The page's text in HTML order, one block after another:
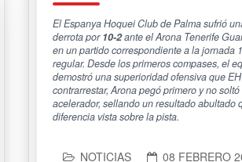
El Espanya Hoquei Club de Palma sufrió
derrota por10-2ante el Arona Tenerife
en un partido correspondiente a la jornada
regular. Desde los primeros compases, el
demostró una superioridad ofensiva que
contrarrestar,Arona pegó primero y no soltó
acelerador, sellando un resultado abultado
diferencia vista sobre la pista.
NOTICIAS
08 FEBRERO